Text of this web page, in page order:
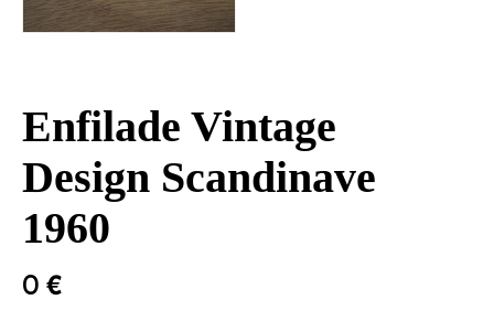
Enfilade Vintage
Design Scandinave
1960
0 €